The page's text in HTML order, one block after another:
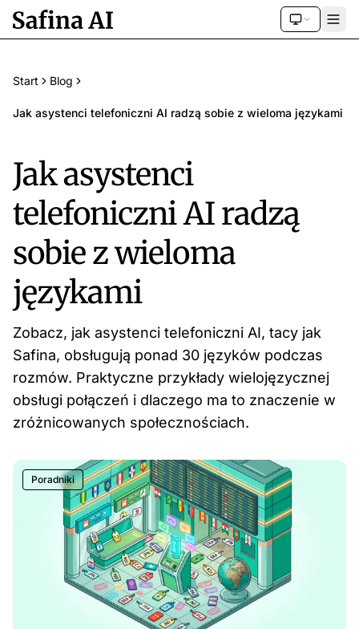
Start Blog
Jak asystenci telefoniczni AI radzą sobie z wieloma językami
Jak asystenci
telefoniczni AI radzą
sobie z wieloma
językami
Zobacz, jak asystenci telefoniczni AI, tacy jak
Safina, obsługują ponad 30 języków podczas
rozmów. Praktyczne przykłady wielojęzycznej
obsługi połączeń i dlaczego ma to znaczenie w
zróżnicowanych społecznościach.
Poradniki